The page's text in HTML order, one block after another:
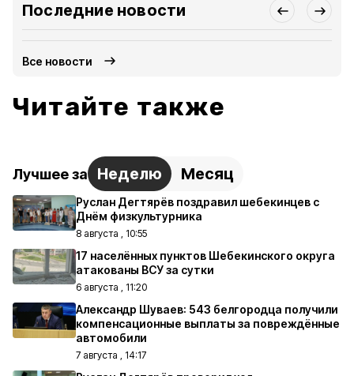
Последние новости
Все новости
Читайте также
Лучшее за Неделю Месяц
Руслан Дегтярёв поздравил шебекинцев с
Днём физкультурника
8 августа , 10:55
17 населённых пунктов Шебекинского округа
атакованы ВСУ за сутки
6 августа , 11:20
Александр Шуваев: 543 белгородца получили
компенсационные выплаты за повреждённые
автомобили
7 августа , 14:17